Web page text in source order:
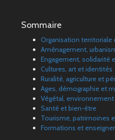
Sommaire
Organisation territoriale
Aménagement,
Engagement, solidarité
Cultures, art et identités
Ruralité, agriculture et
Ages, démographie et
Végétal,
Santé et bien-être
Tourisme, patrimoines
Formations et